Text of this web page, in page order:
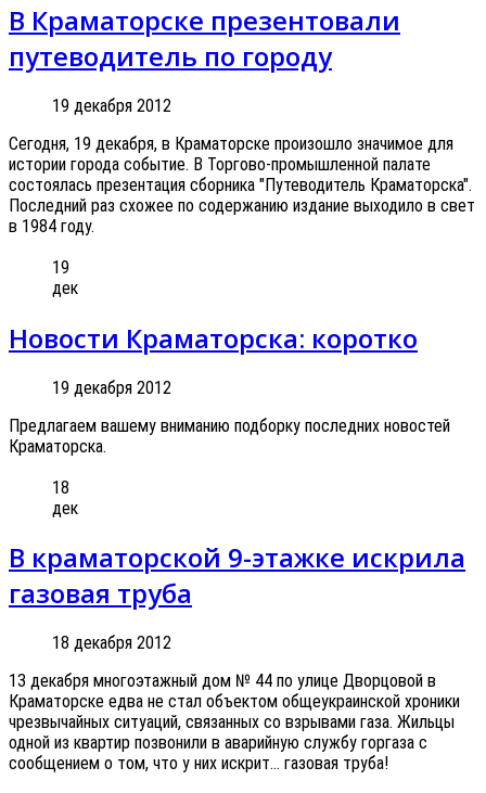
В Краматорске презентовали
путеводитель по городу
19 декабря 2012
Сегодня, 19 декабря, в Краматорске произошло значимое для
истории города событие. В Торгово-промышленной палате
состоялась презентация сборника "Путеводитель Краматорска".
Последний раз схожее по содержанию издание выходило в свет
в 1984 году.
19
дек
Новости Краматорска: коротко
19 декабря 2012
Предлагаем вашему вниманию подборку последних новостей
Краматорска.
18
дек
В краматорской 9-этажке искрила
газовая труба
18 декабря 2012
13 декабря многоэтажный дом № 44 по улице Дворцовой в
Краматорске едва не стал объектом общеукраинской хроники
чрезвычайных ситуаций, связанных со взрывами газа. Жильцы
одной из квартир позвонили в аварийную службу горгаза с
сообщением о том, что у них искрит... газовая труба!